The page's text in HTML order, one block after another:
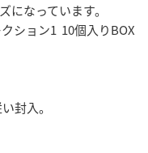
になっています。
ション1 10個入りBOX
封入。